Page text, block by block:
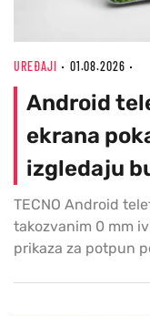
UREĐAJI 01.08.2026
Android
ekrana
izgledaju
TECNO Android
takozvanim 0 mm
prikaza za potpun